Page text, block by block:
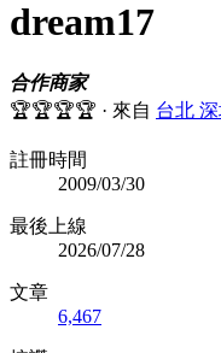
dream17
合作商家
🏆🏆🏆🏆 · 來自 台北
註冊時間
2009/03/30
最後上線
2026/07/28
文章
6,467